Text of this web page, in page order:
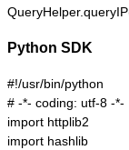
Python SDK
#!/usr/bin/python
# -*- coding: utf-8 -*-
import httplib2
import hashlib